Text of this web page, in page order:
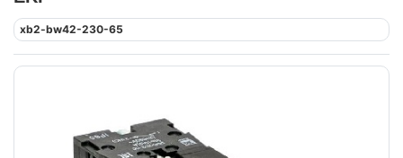
xb2-bw42-230-65